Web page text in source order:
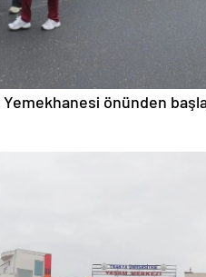
Yemekhanesi önünden